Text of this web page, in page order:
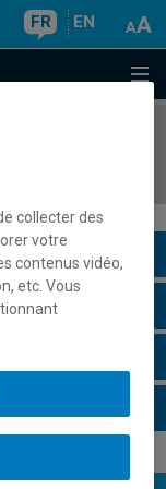
FR EN
collecter des
votre
contenus vidéo,
etc. Vous